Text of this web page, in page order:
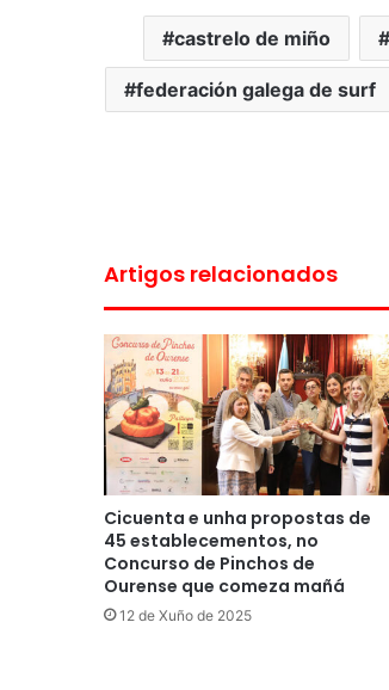
castrelo de miño
federación galega de surf
Artigos relacionados
Cicuenta e unha propostas de
45 establecementos, no
Concurso de Pinchos de
Ourense que comeza mañá
12 de Xuño de 2025